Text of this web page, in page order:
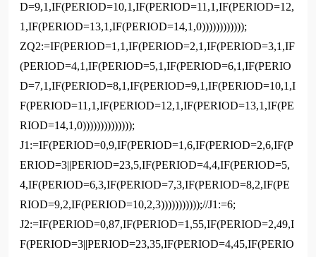
D=9,1,IF(PERIOD=10,1,IF(PERIOD=11,1,IF(PERIOD=12,
1,IF(PERIOD=13,1,IF(PERIOD=14,1,0))))))))))));
ZQ2:=IF(PERIOD=1,1,IF(PERIOD=2,1,IF(PERIOD=3,1,IF
(PERIOD=4,1,IF(PERIOD=5,1,IF(PERIOD=6,1,IF(PERIO
D=7,1,IF(PERIOD=8,1,IF(PERIOD=9,1,IF(PERIOD=10,1,I
F(PERIOD=11,1,IF(PERIOD=12,1,IF(PERIOD=13,1,IF(PE
RIOD=14,1,0))))))))))))));
J1:=IF(PERIOD=0,9,IF(PERIOD=1,6,IF(PERIOD=2,6,IF(P
ERIOD=3||PERIOD=23,5,IF(PERIOD=4,4,IF(PERIOD=5,
4,IF(PERIOD=6,3,IF(PERIOD=7,3,IF(PERIOD=8,2,IF(PE
RIOD=9,2,IF(PERIOD=10,2,3)))))))))));//J1:=6;
J2:=IF(PERIOD=0,87,IF(PERIOD=1,55,IF(PERIOD=2,49,I
F(PERIOD=3||PERIOD=23,35,IF(PERIOD=4,45,IF(PERIO